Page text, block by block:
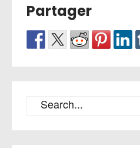
Partager